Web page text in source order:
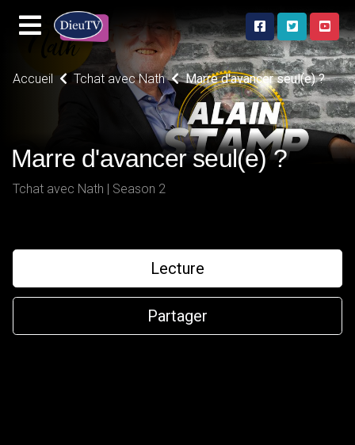
Accueil Tchat avec Nath Marre d'avancer seul(e) ?
Marre d'avancer seul(e) ?
Tchat avec Nath | Season 2
Lecture
Partager